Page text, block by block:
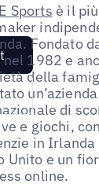
Sports è il
Fondato
1982 e
della
un’azienda
di
e giochi,
in Irlanda
Unito e un
online.